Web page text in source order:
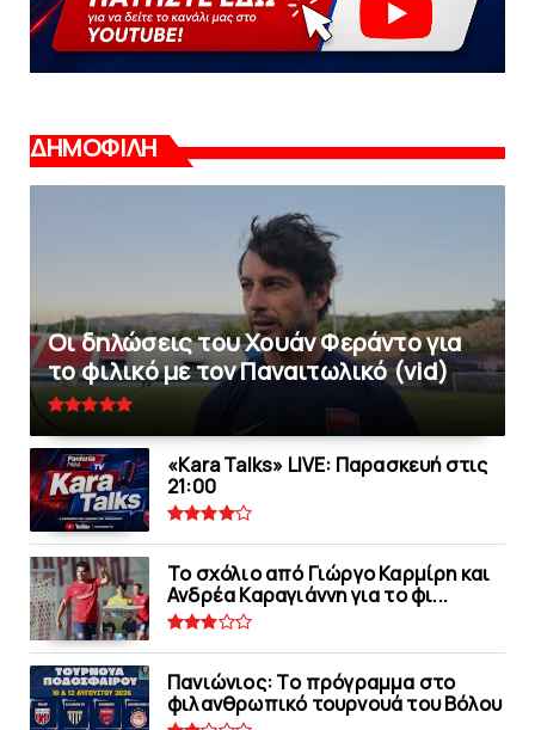
ΔΗΜΟΦΙΛΗ
Οι δηλώσεις του Χουάν Φεράντο για
το φιλικό με τoν Παναιτωλικό (vid)
«Kara Talks» LIVE: Παρασκευή στις
21:00
Το σχόλιο από Γιώργο Καρμίρη και
Ανδρέα Καραγιάννη για το φι...
Πανιώνιoς: Tο πρόγραμμα στο
φιλανθρωπικό τουρνουά του Bόλου